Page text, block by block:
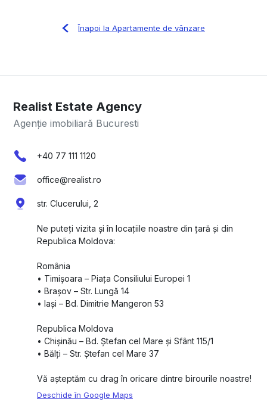
Înapoi la Apartamente de vânzare
Realist Estate Agency
Agenție imobiliară Bucuresti
+40 77 111 1120
office@realist.ro
str. Clucerului, 2
Ne puteți vizita și în locațiile noastre din țară și din
Republica Moldova:
România
•⁠ ⁠Timișoara – Piața Consiliului Europei 1
•⁠ ⁠Brașov – Str. Lungă 14
•⁠ ⁠Iași – Bd. Dimitrie Mangeron 53
Republica Moldova
•⁠ ⁠Chișinău – Bd. Ștefan cel Mare și Sfânt 115/1
•⁠ ⁠Bălți – Str. Ștefan cel Mare 37
Vă așteptăm cu drag în oricare dintre birourile noastre!
Deschide în Google Maps